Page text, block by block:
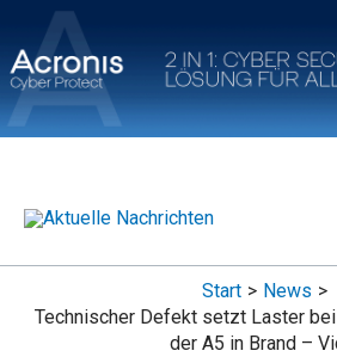
Inhalt
springen
Start
News
Technischer Defekt setzt Laster
der A5 in Brand –